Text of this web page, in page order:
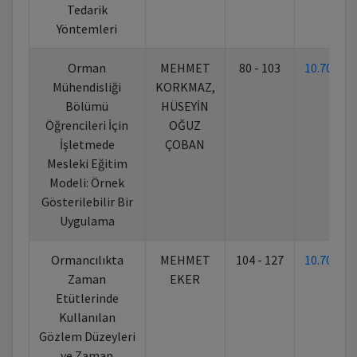
Tedarik
Yöntemleri
Orman
Mühendisliği
Bölümü
Öğrencileri İçin
İşletmede
Mesleki Eğitim
Modeli: Örnek
Gösterilebilir Bir
Uygulama
MEHMET
KORKMAZ,
HÜSEYİN
OĞUZ
ÇOBAN
80 - 103
Ormancılıkta
Zaman
Etütlerinde
Kullanılan
Gözlem Düzeyleri
MEHMET
EKER
104 - 127